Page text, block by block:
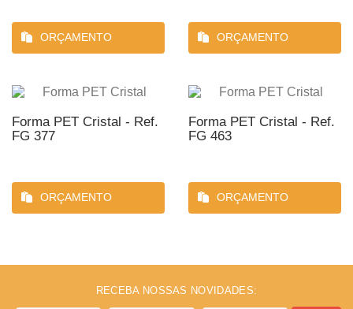
ORÇAMENTO ORÇAMENTO
Forma PET Cristal - Ref.
FG 377
ORÇAMENTO
Forma PET Cristal - Ref.
FG 463
ORÇAMENTO
RECEBA NOSSAS NOVIDADES: